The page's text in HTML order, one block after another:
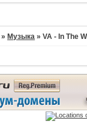
» Музыка »VA - In The